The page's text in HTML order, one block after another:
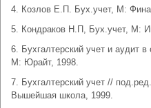
4. Козлов Е.П. Бух.учет, М:
5. Кондраков Н.П, Бух.учет, М:
6. Бухгалтерский учет и аудит
М: Юрайт, 1998.
7. Бухгалтерский учет //
Вышейшая школа, 1999.